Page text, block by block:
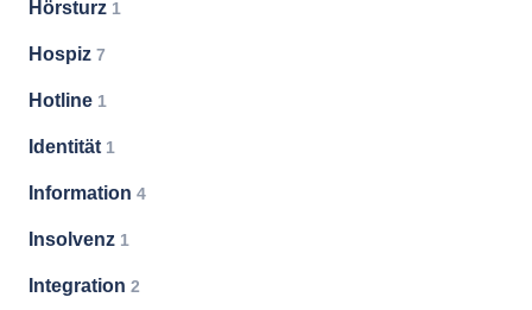
Hörsturz 1
Hospiz 7
Hotline 1
Identität 1
Information 4
Insolvenz 1
Integration 2